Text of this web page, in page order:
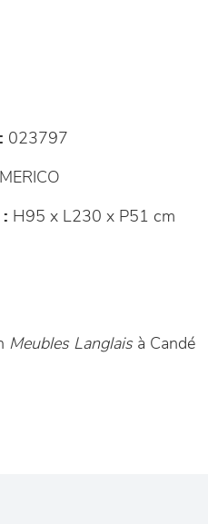
023797
: H95 x L230 x P51 cm
Meubles Langlaisà Candé